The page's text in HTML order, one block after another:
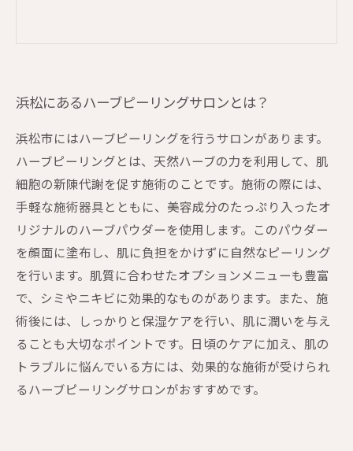
浜松にあるハーブピーリングサロンとは？
浜松市にはハーブピーリングを行うサロンがあります。
ハーブピーリングとは、天然ハーブの力を利用して、肌
細胞の新陳代謝を促す施術のことです。施術の際には、
手軽な施術器具とともに、美容成分のたっぷり入ったオ
リジナルのハーブパウダーを使用します。このパウダー
を顔面に塗布し、肌に負担をかけずに自然なピーリング
を行います。肌質に合わせたオプションメニューも豊富
で、シミやニキビに効果的なものがあります。また、施
術後には、しっかりと保湿ケアを行い、肌に潤いを与え
ることも大切なポイントです。日頃のケアに加え、肌の
トラブルに悩んでいる方には、効果的な施術が受けられ
るハーブピーリングサロンがおすすめです。